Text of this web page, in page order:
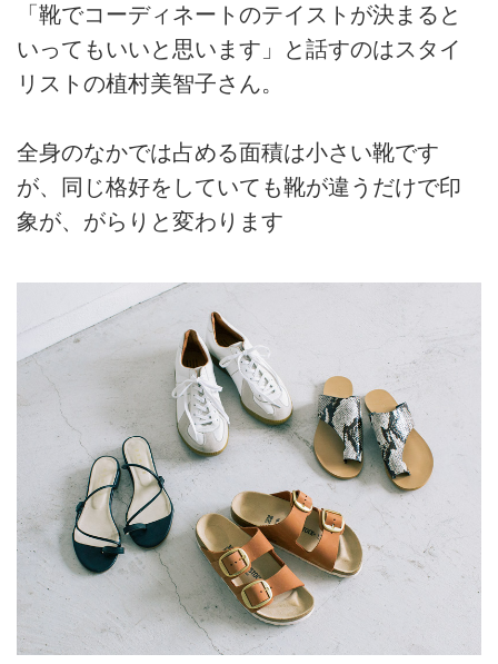
「靴でコーディネートのテイストが決まると
いってもいいと思います」と話すのはスタイ
リストの植村美智子さん。
全身のなかでは占める面積は小さい靴です
が、同じ格好をしていても靴が違うだけで印
象が、がらりと変わります